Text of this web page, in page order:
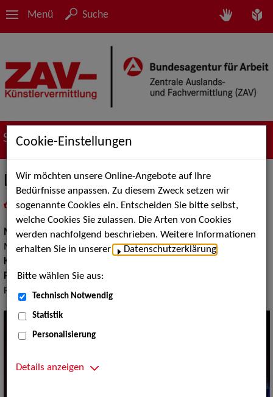
Menü Suche
Suche nach Künstler*innen
LA FINESSE
als PDF speichern
inMeine Merklistelegen
Musik:Pop, Rock & Tanzmusik, Klassische und Historische
Musik
Klassische und Historische Musik:
Pop Rock Tanzmusik:Big Bands Tanzmusik, Balladen Songs,
Rock, Techno und Club-Musik, Hard Rock
Cookie-Einstellungen
Wir möchten unsere Online-Angebote auf Ihre
Bedürfnisse anpassen. Zu diesem Zweck setzen wir
sogenannte Cookies ein. Entscheiden Sie bitte selbst,
welche Cookies Sie zulassen. Die Arten von Cookies
werden nachfolgend beschrieben. Weitere Informationen
erhalten Sie in unserer
Datenschutzerklärung
Bitte wählen Sie aus:
Technisch Notwendig
Statistik
Personalisierung
Details anzeigen